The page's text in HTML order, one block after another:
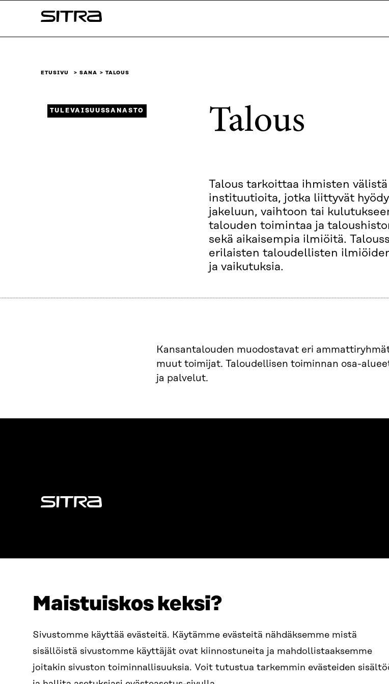
Maistuiskos keksi?
Sivustomme käyttää evästeitä. Käytämme evästeitä nähdäksemme mistä
sisällöistä sivustomme käyttäjät ovat kiinnostuneita ja mahdollistaaksemme
joitakin sivuston toiminnallisuuksia. Voit tutustua tarkemmin evästeiden
sisältöön
Sitra
ETUSIVU SANA TALOUS
Talous
Talous tarkoittaa ihmisten välistä
instituutioita, jotka liittyvät
jakeluun, vaihtoon tai
talouden toimintaa ja
sekä aikaisempia ilmiöitä.
erilaisten taloudellisten
ja vaikutuksia.
TULEVAISUUSSANASTO
Kansantalouden muodostavat eri
muut toimijat. Taloudellisen toiminnan osa-
ja palvelut.
Sitra
Itämerenkatu 11-13, PL 160,
00181 Helsinki
Saapumisohjeet
Y-TUNNUS
+358 294 618 991
SÄHKÖPOSTI
etunimi.sukunimi@sitra.fi